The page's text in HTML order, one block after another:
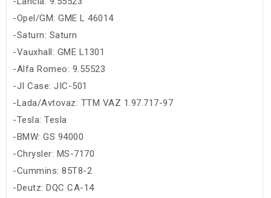
-Opel/GM: GME L 46014
-Saturn: Saturn
-Vauxhall: GME L1301
-Alfa Romeo: 9.55523
-JI Case: JIC-501
-Lada/Avtovaz: TTM VAZ 1.97.717-97
-Tesla: Tesla
-BMW: GS 94000
-Chrysler: MS-7170
-Cummins: 85T8-2
-Deutz: DQC CA-14